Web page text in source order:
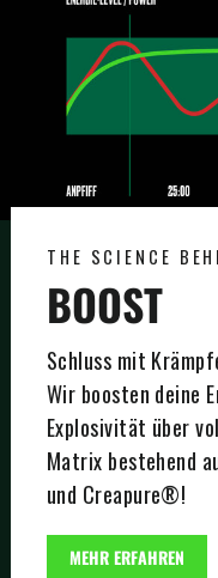
THE SCIENCE
BOOST
Schluss mit
Wir boosten deine
Explosivität über
Matrix bestehend
und Creapure®!
MEHR ERFAHREN